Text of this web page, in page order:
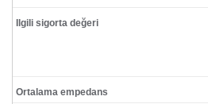
Ilgili sigorta değeri
Ortalama empedans